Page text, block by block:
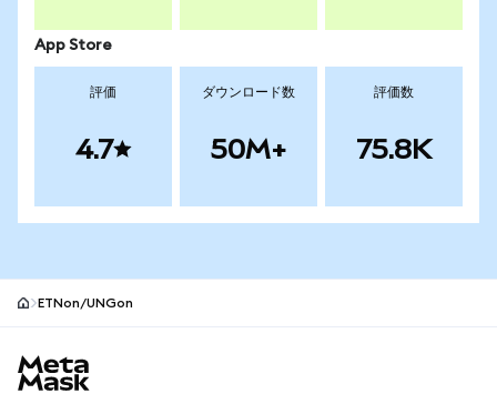
App Store
評価
4.7
ダウンロード数
50M+
評価数
75.8K
ETNon/UNGon